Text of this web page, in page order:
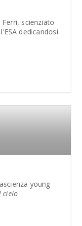
scienziato
dedicandosi
young
cielo